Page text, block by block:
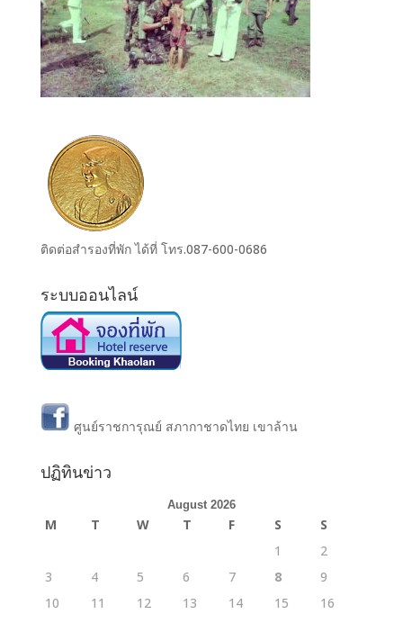
ติดต่อสำรองที่พัก ได้ที่ โทร.087-600-0686
ระบบออนไลน์
ศูนย์ราชการุณย์ สภากาชาดไทย เขาล้าน
ปฏิทินข่าว
August 2026
M T W T F S
S
1
2
3
4 5 6 7 8
9
10
11 12 13 14 15
16